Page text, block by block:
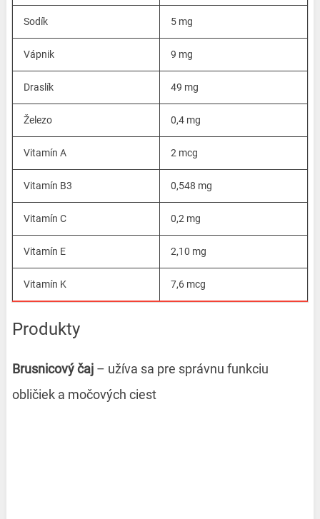
Sodík 5 mg
Vápnik 9 mg
Draslík 49 mg
Železo 0,4 mg
Vitamín A 2 mcg
Vitamín B3 0,548 mg
Vitamín C 0,2 mg
Vitamín E 2,10 mg
Vitamín K 7,6 mcg
Produkty
Brusnicový čaj– užíva sa pre správnu funkciu
obličiek a močových ciest